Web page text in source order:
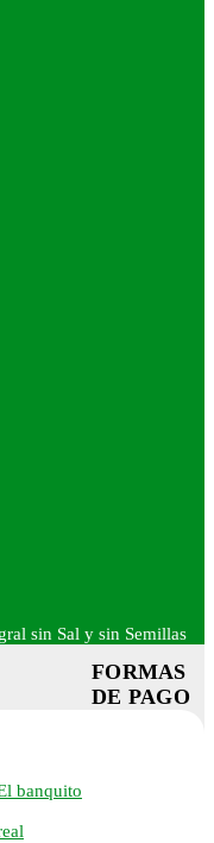
sin Sal y sin Semillas
FORMAS
DE PAGO